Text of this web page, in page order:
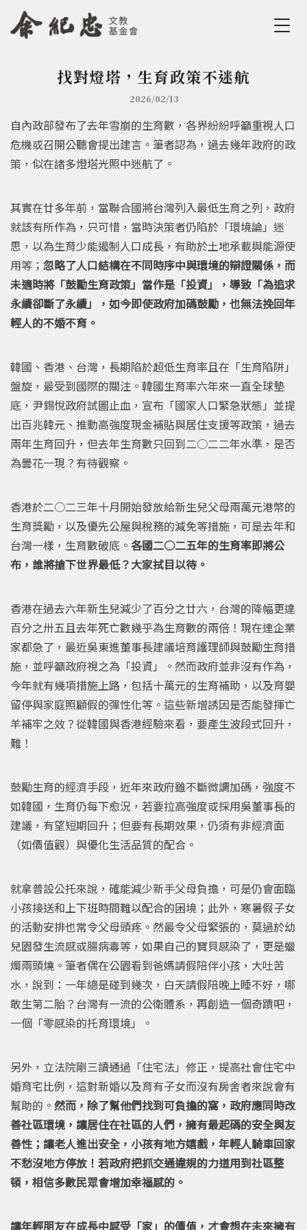
Jump to Navigation
Jump to Main content
您在這裡找對燈塔，生育政策不迷航
2026/02/13
自內政部發布了去年雪崩的生育數，各界紛紛呼籲重視人口
危機或召開公聽會提出建言。筆者認為，過去幾年政府的政
策，似在諸多燈塔光照中迷航了。
其實在廿多年前，當聯合國將台灣列入最低生育之列，政府
就該有所作為，只可惜，當時決策者仍陷於「環境論」迷
思，以為生育少能遏制人口成長，有助於土地承載與能源使
用等； 忽略了人口結構在不同時序中與環境的辯證關係，而
未適時將「鼓勵生育政策」當作是「投資」，導致「為追求
永續卻斷了永續」，如今即使政府加碼鼓勵，也無法挽回年
輕人的不婚不育。
韓國、香港、台灣，長期陷於超低生育率且在「生育陷阱」
盤旋，最受到國際的關注。韓國生育率六年來一直全球墊
底，尹錫悅政府試圖止血，宣布「國家人口緊急狀態」並提
出百兆韓元、推動高強度現金補貼與居住支援等政策，過去
兩年生育回升，但去年生育數只回到二○二二年水準，是否
為曇花一現？有待觀察。
香港於二○二三年十月開始發放給新生兒父母兩萬元港幣的
生育獎勵，以及優先公屋與稅務的減免等措施，可是去年和
台灣一樣，生育數破底。 各國二○二五年的生育率即將公
布，誰將搶下世界最低？大家拭目以待。
香港在過去六年新生兒減少了百分之廿六，台灣的降幅更達
百分之卅五且去年死亡數幾乎為生育數的兩倍！現在連企業
家都急了，最近吳東進董事長建議培育護理師與鼓勵生育措
施，並呼籲政府視之為「投資」。然而政府並非沒有作為，
今年就有幾項措施上路，包括十萬元的生育補助，以及育嬰
留停與家庭照顧假的彈性化等。這些新增誘因是否能發揮亡
羊補牢之效？從韓國與香港經驗來看，要產生波段式回升，
難！
鼓勵生育的經濟手段，近年來政府雖不斷微調加碼，強度不
如韓國，生育仍每下愈況，若要拉高強度或採用吳董事長的
建議，有望短期回升；但要有長期效果，仍須有非經濟面
（如價值觀）與優化生活品質的配合。
就拿普設公托來說，確能減少新手父母負擔，可是仍會面臨
小孩接送和上下班時間難以配合的困境；此外，寒暑假子女
的活動安排也常令父母頭疼。然最令父母緊張的，莫過於幼
兒園發生流感或腸病毒等，如果自己的寶貝感染了，更是蠟
燭兩頭燒。筆者偶在公園看到爸媽請假陪伴小孩，大吐苦
水，說到：一年總是碰到幾次，白天請假陪晚上睡不好，哪
敢生第二胎？台灣有一流的公衛體系，再創造一個奇蹟吧，
一個「零感染的托育環境」。
另外，立法院剛三讀通過「住宅法」修正，提高社會住宅中
婚育宅比例，這對新婚以及育有子女而沒有房舍者來說會有
幫助的。 然而，除了幫他們找到可負擔的窩，政府應同時改
善社區環境，讓居住在社區的人們，擁有最起碼的安全與友
善性；讓老人進出安全，小孩有地方嬉戲，年輕人騎車回家
不愁沒地方停放！若政府把抓交通違規的力道用到社區整
頓，相信多數民眾會增加幸福感的。
讓年輕朋友在成長中感受「家」的價值，才會想在未來擁有